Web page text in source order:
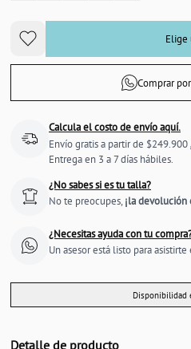
Elige
Comprar
Calcula el costo de envío aquí.
Envío gratis a partir de $249.900
Entrega en 3 a 7 días hábiles.
¿No sabes si es tu talla?
No te preocupes, ¡la devolución
¿Necesitas ayuda con tu
Un asesor está listo para
Disponibilidad
Detalle de producto